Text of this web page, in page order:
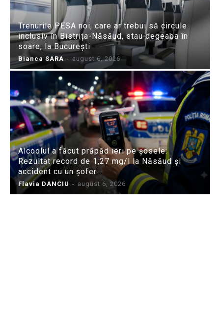
Trenurile PESA noi, care ar trebui să circule
inclusiv în Bistrița-Năsăud, stau degeaba în
soare, la București
Bianca SARA - august 6, 2026
Alcoolul a făcut prăpăd ieri pe șosele:
Rezultat record de 1,27 mg/l la Năsăud și
accident cu un șofer...
Flavia DANCIU - august 6, 2026